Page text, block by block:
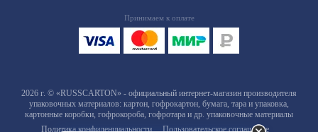
Принимаем к оплате
2026 г. © «RUSSCARTON» - официальный интернет-магазин производителя
упаковочных материалов: картон, гофрокартон, бумага, тара и упаковка,
картонные коробки, гофрокороба, гофротара и др. упаковочные материалы
Политика конфиденциальности
Пользовательское соглашение